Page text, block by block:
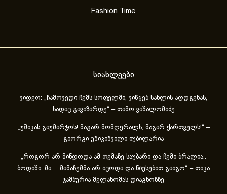
Fashion Time
სიახლეები
ვიდეო: „ჩამოვედი ჩემს სოფელში, ვიწყებ სახლის აღდგენას,
სადაც გავიზარდე“ – თამო ვაშალომიძე
„უშიკას გაუმარჯოს! მაგარ მომღერალს, მაგარ ქართველს!“ –
გიორგი უშიკიშვილი იუბილარია
„როგორ არ მინდოდა ამ თემაზე საუბარი და ჩემი ბრალია..
ბოდიში, მა… მამაჩემმა არ იცოდა და ნიუსებით გაიგო“ – თიკა
ჯამბურია მელანომას დიაგნოზზე